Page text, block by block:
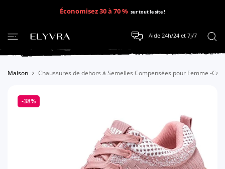
Économisez 30 à 70 % sur tout le site !
Aide 24h/24 et 7j/7
Maison Chaussures de dehors à Semelles Compensées pour Femme -
-38%